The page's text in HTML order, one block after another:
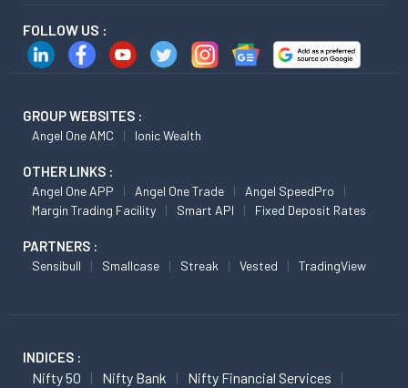
FOLLOW US :
GROUP WEBSITES :
Angel One AMC Ionic Wealth
OTHER LINKS :
Angel One APP Angel One Trade
Angel SpeedPro
Margin Trading Facility
Smart API Fixed Deposit Rates
PARTNERS :
Sensibull Smallcase Streak Vested TradingView
INDICES :
Nifty 50 Nifty Bank
Nifty Financial Services